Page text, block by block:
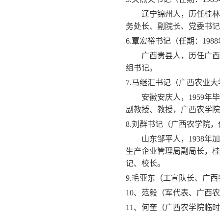
辽宁锦州人，历任桂
务处长、副院长、党委书
6.覃宏裕书记（任期： 1988
广西贵县人，历任广
组书记。
7.马继汇书记（广西农业
安徽安庆人， 1959年
副教授、教授，广西农学
8.刘群书记（广西农学院，
山东邹平人， 1938年
生产企业管理局副局长，
记、校长。
9.毛亚东（工宣队长、广
10、范毅（军代表、广西
11 、何奎（广西农学院临